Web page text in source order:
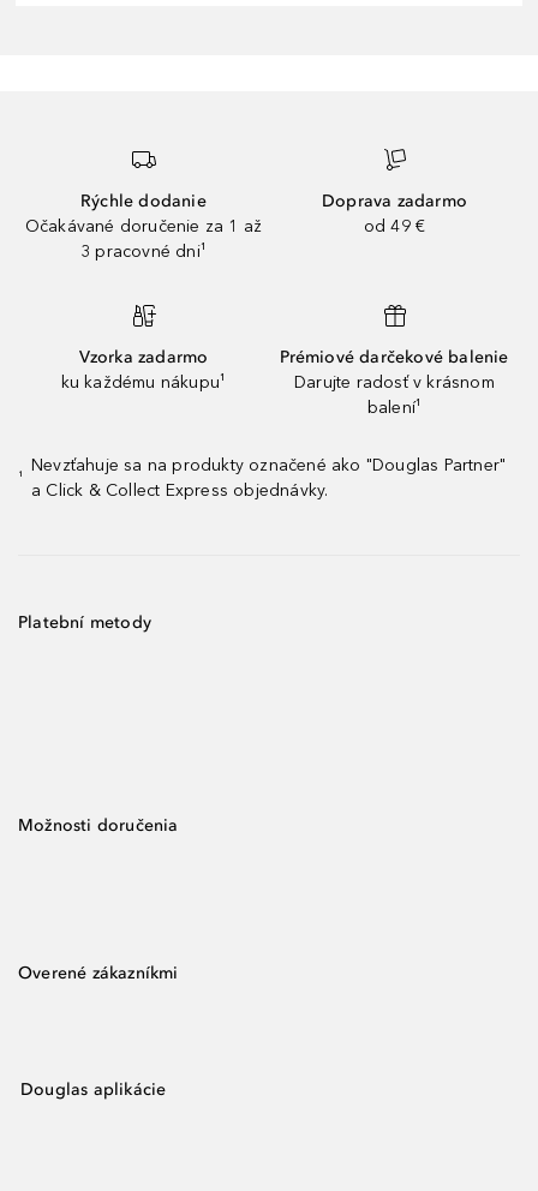
Rýchle dodanie
Očakávané doručenie za 1 až
3 pracovné dni¹
Doprava zadarmo
od 49 €
Vzorka zadarmo
ku každému nákupu¹
Prémiové darčekové balenie
Darujte radosť v krásnom
balení¹
¹
Nevzťahuje sa na produkty označené ako "Douglas Partner"
a Click & Collect Express objednávky.
Platební metody
Možnosti doručenia
Overené zákazníkmi
Douglas aplikácie